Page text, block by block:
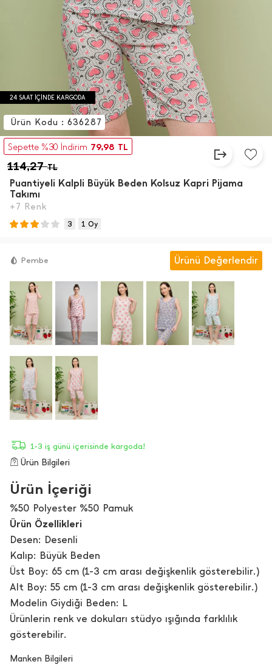
24 SAAT İÇİNDE KARGODA
Sepette %30 İndirim 79,98 TL
114,27TL
Puantiyeli Kalpli Büyük Beden Kolsuz Kapri Pijama
Takımı
+7 Renk
Ürün Kodu : 636287
3 1 Oy
Pembe Ürünü Değerlendir
1-3 iş günü içerisinde kargoda!
Ürün Bilgileri
Ürün İçeriği
%50 Polyester %50 Pamuk
Ürün Özellikleri
Desen: Desenli
Kalıp: Büyük Beden
Üst Boy: 65 cm (1-3 cm arası değişkenlik gösterebilir.)
Alt Boy: 55 cm (1-3 cm arası değişkenlik gösterebilir.)
Modelin Giydiği Beden: L
Ürünlerin renk ve dokuları stüdyo ışığında farklılık
gösterebilir.
Manken Bilgileri